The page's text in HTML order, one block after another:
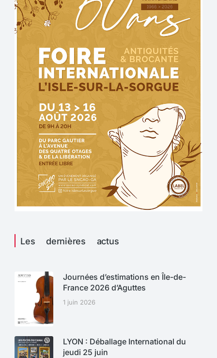
Les dernières actus
Journées d’estimations en Île-de-
France 2026 d’Aguttes
1 juin 2026
LYON : Déballage International du
jeudi 25 juin